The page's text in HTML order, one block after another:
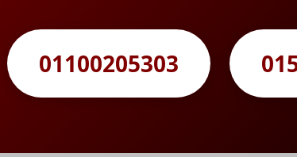
01100205303